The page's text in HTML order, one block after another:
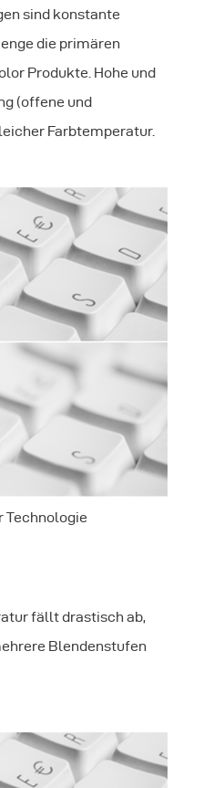
sind konstante
die primären
Produkte. Hohe und
(offene und
Farbtemperatur.
Technologie
fällt drastisch ab,
Blendenstufen